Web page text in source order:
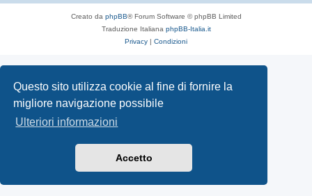
Questo sito utilizza cookie al fine di fornire la
migliore navigazione possibile
Ulteriori informazioni
Accetto
Creato da phpBB® Forum Software © phpBB Limited
Traduzione Italiana phpBB-Italia.it
Privacy | Condizioni